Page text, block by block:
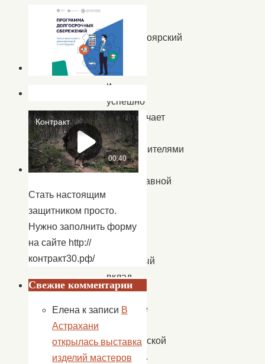
Капустиноярский
СДК
давно
и
успешно
сотрудничает
с
представителями
Русской
Православной
стараясь
вносить
посильный
вклад
в
духовное
астраханской
глубинки.
Стать настоящим
защитником просто.
Нужно заполнить форму
на сайте http://
контракт30.рф/
Свежие комментарии
Елена к записи В
Астрахани
открылась выставка
изделий мастеров